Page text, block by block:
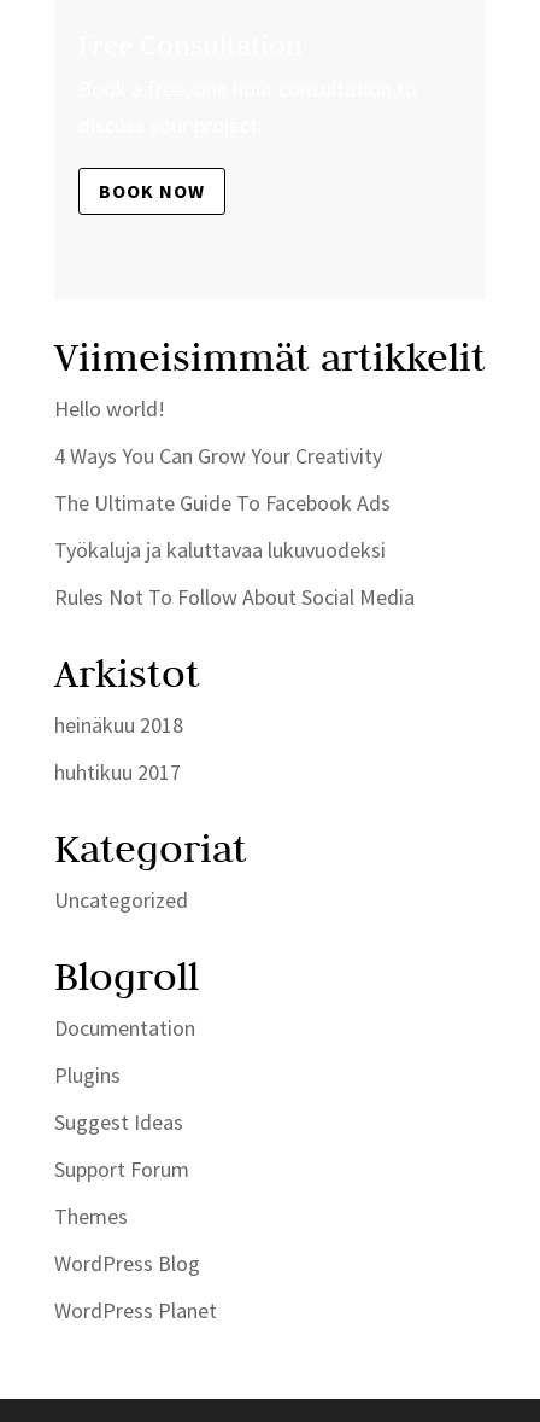
BOOK NOW
Viimeisimmät artikkelit
Hello world!
4 Ways You Can Grow Your Creativity
The Ultimate Guide To Facebook Ads
Työkaluja ja kaluttavaa lukuvuodeksi
Rules Not To Follow About Social Media
Arkistot
heinäkuu 2018
huhtikuu 2017
Kategoriat
Uncategorized
Blogroll
Documentation
Plugins
Suggest Ideas
Support Forum
Themes
WordPress Blog
WordPress Planet